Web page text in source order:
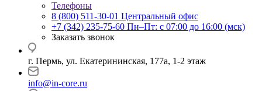
Телефоны
8 (800) 511-30-01 Центральный офис
+7 (342) 235-75-60 Пн–Пт: с 07:00 до 16:00 (мск)
Заказать звонок
г. Пермь, ул. ​Екатерининская, 177а, ​1-2 этаж
info@in-core.ru